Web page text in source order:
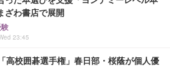
ざわ書店で展開
23:45
高校囲碁選手権」春日部・桜蔭が個人優